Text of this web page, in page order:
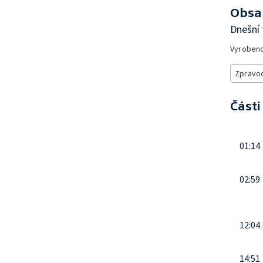
01:14
02:59
12:04
14:51